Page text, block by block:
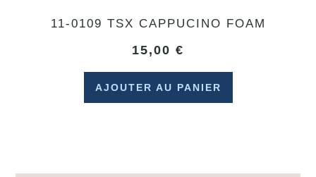
11-0109 TSX CAPPUCINO FOAM
15,00 €
AJOUTER AU PANIER